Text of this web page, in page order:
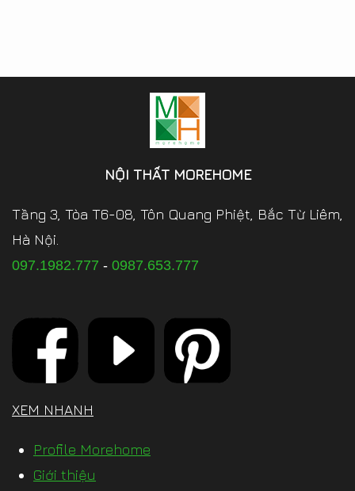
NỘI THẤT MOREHOME
Tầng 3, Tòa T6-08, Tôn Quang Phiệt, Bắc Từ Liêm,
Hà Nội.
097.1982.777 - 0987.653.777
XEM NHANH
Profile Morehome
Giới thiệu